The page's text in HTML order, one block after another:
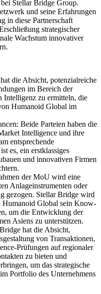
Stellar Bridge Group.
und seine Erfahrungen
in diese Partnerschaft
strategischer
Wachstum innovativer
die Absicht, potenzialreiche
im Bereich der
Intelligenz zu ermitteln, die
Humanoid Global im
Beide Parteien haben die
Intelligence und ihre
entsprechende
es, ein erstklassiges
und innovativen Firmen
der MoU wird eine
Anlageinstrumenten oder
gezogen. Stellar Bridge wird
Humanoid Global sein Know-
um die Entwicklung der
Asiens zu unterstützen.
hat die Absicht,
von Transaktionen,
Prüfungen auf regionaler
zu bieten und
um das strategische
Portfolio des Unternehmens